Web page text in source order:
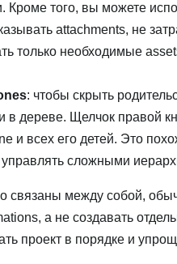
того, вы можете
attachments, не
только необходимые
: чтобы скрыть
в дереве. Щелчок правой
и всех его детей. Это
сложными
связаны между собой,
а не создавать
проект в порядке и